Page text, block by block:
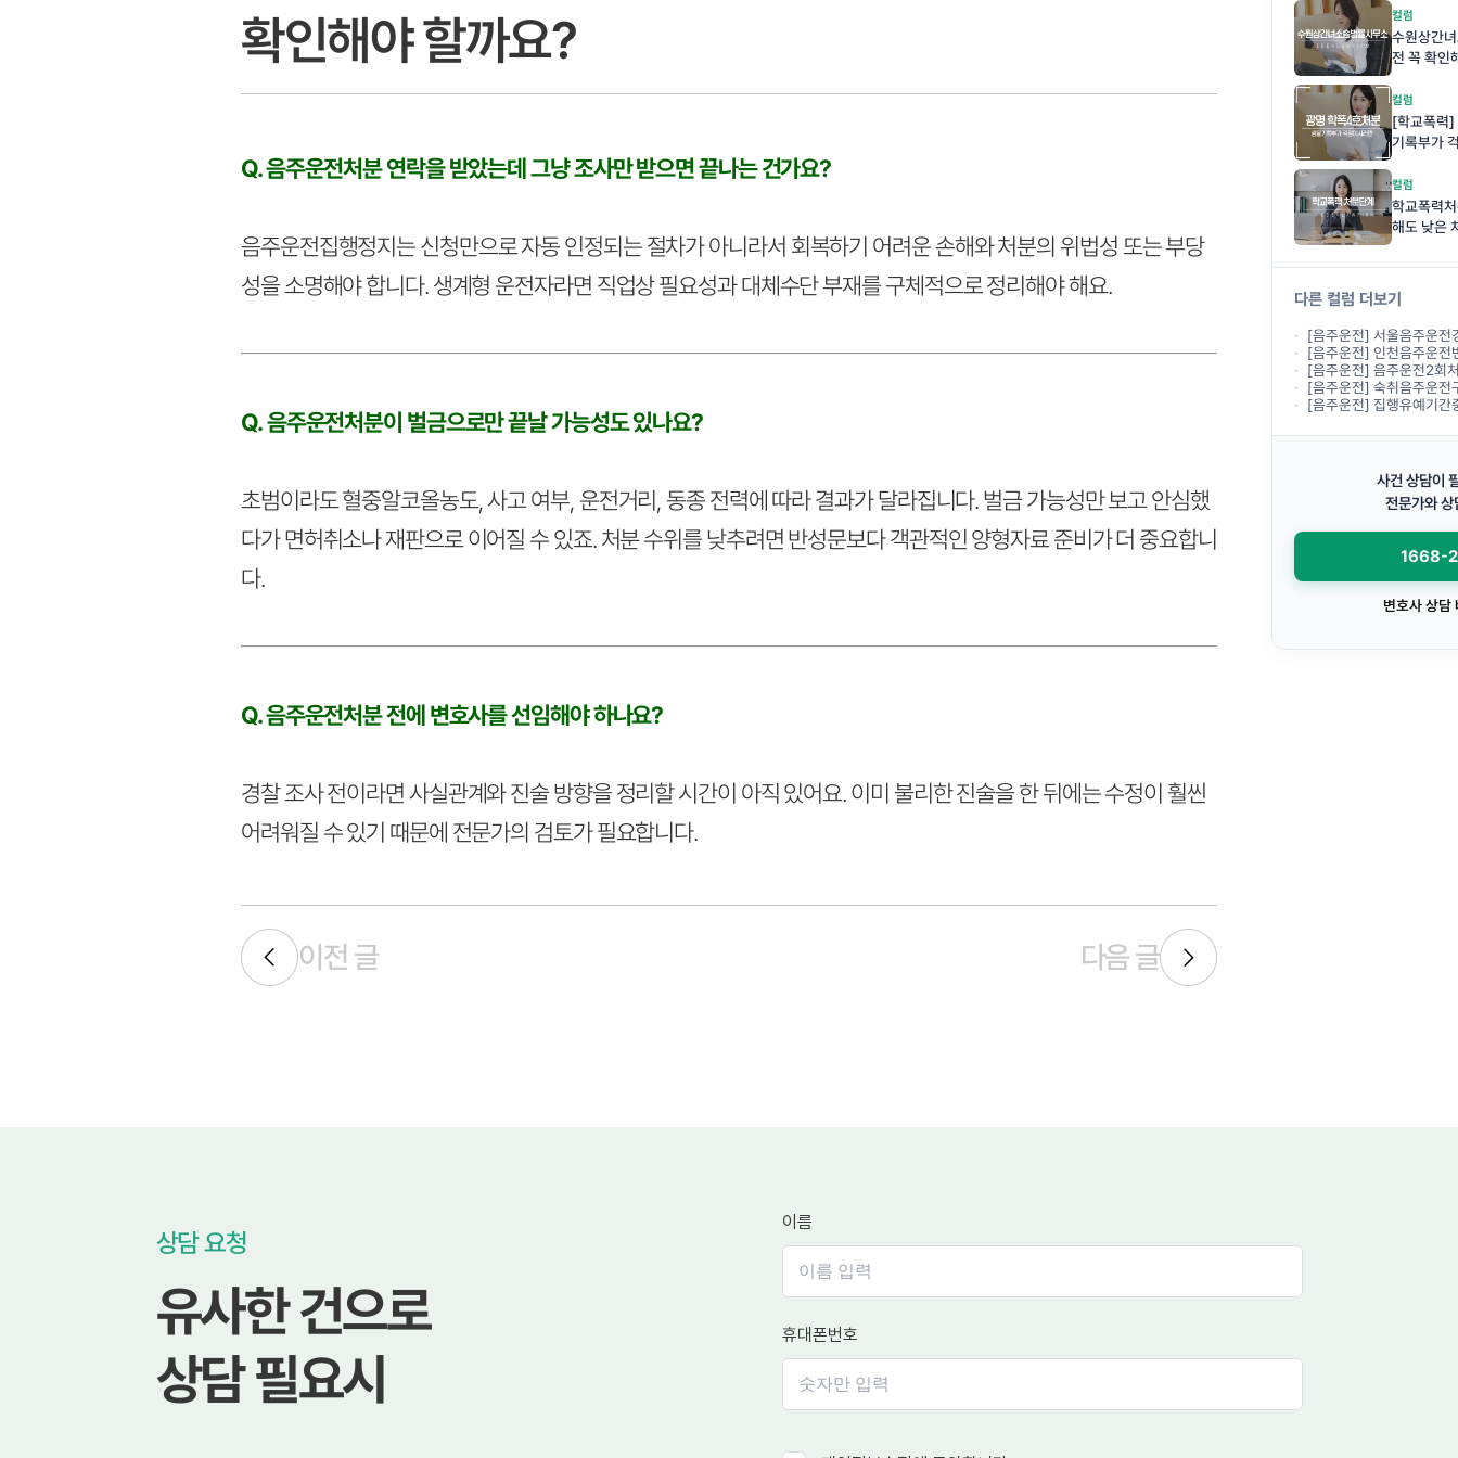
확인해야 할까요?
Q. 음주운전처분 연락을 받았는데 그냥 조사만 받으면 끝나는 건가요?
음주운전집행정지는 신청만으로 자동 인정되는 절차가 아니라서 회복하기 어려운 손해와 처분의 위법성 또는 부당
성을 소명해야 합니다. 생계형 운전자라면 직업상 필요성과 대체수단 부재를 구체적으로 정리해야 해요.
Q. 음주운전처분이 벌금으로만 끝날 가능성도 있나요?
초범이라도 혈중알코올농도, 사고 여부, 운전거리, 동종 전력에 따라 결과가 달라집니다. 벌금 가능성만 보고 안심했
다가 면허취소나 재판으로 이어질 수 있죠. 처분 수위를 낮추려면 반성문보다 객관적인 양형자료 준비가 더 중요합니
다.
Q. 음주운전처분 전에 변호사를 선임해야 하나요?
경찰 조사 전이라면 사실관계와 진술 방향을 정리할 시간이 아직 있어요. 이미 불리한 진술을 한 뒤에는 수정이 훨씬
어려워질 수 있기 때문에 전문가의 검토가 필요합니다.
이전 글 다음 글
컬럼
수원상간
전 꼭 확인
컬럼
[학교폭력]
기록부가
컬럼
학교폭력
해도 낮은
다른 컬럼 더보기
[음주운전] 서울음주운전경찰조사, 경찰에서 출석하
[음주운전] 인천음주운전변호사상담, 경찰
[음주운전] 음주운전2회처벌 기준, 두
[음주운전] 숙취음주운전구제, 전날 술을 마시고
[음주운전] 집행유예기간중 음주운전, 다
사건 상담이
전문가와 상
1668-
변호사 상담
상담 요청
유사한 건으로
상담 필요시
이름
휴대폰번호